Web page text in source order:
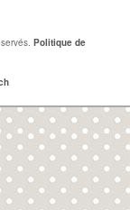
Politique de